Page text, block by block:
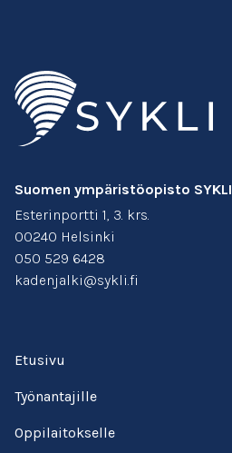
Suomen ympäristöopisto SYKLI
Esterinportti 1, 3. krs.
00240 Helsinki
050 529 6428
kadenjalki@sykli.fi
Etusivu
Työnantajille
Oppilaitokselle